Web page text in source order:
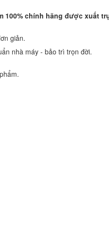
100% chính hãng được xuất
giản.
nhà máy - bảo trì trọn đời.